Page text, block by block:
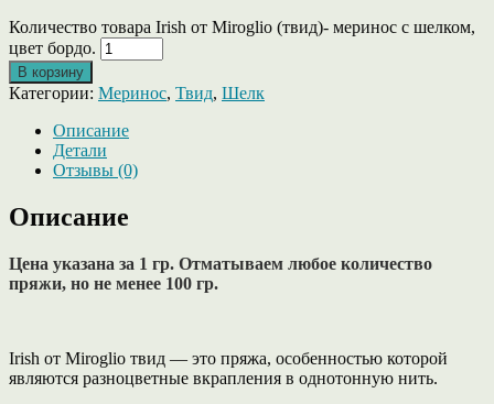
Количество товара Irish от Miroglio (твид)- меринос с шелком,
цвет бордо.
В корзину
Категории: Меринос, Твид, Шелк
Описание
Детали
Отзывы (0)
Описание
Цена указана за 1 гр. Отматываем любое количество
пряжи, но не менее 100 гр.
Irish от Miroglio твид — это пряжа, особенностью которой
являются разноцветные вкрапления в однотонную нить.